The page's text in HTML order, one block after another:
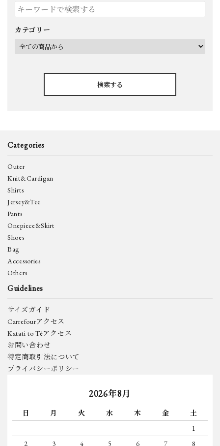
カテゴリー
検索する
Categories
Outer
Knit&Cardigan
Shirts
Jersey&Tee
Pants
Onepiece&Skirt
Shoes
Bag
Accessories
Others
Guidelines
サイズガイド
Carrefourアクセス
Katati to Tèアクセス
お問い合わせ
特定商取引法について
プライバシーポリシー
2026年8月
日 月 火 水 木 金
土
1
2
3 4 5 6 7 8